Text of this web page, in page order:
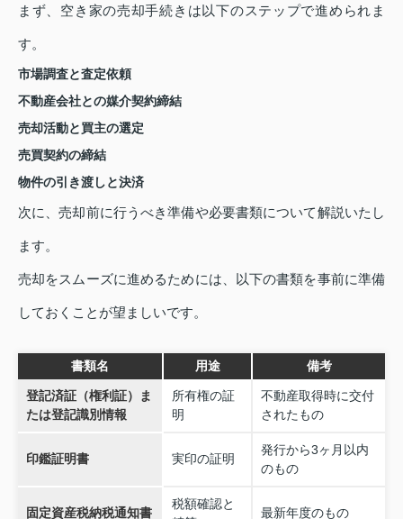
まず、空き家の売却手続きは以下のステップで進められま
す。
市場調査と査定依頼
不動産会社との媒介契約締結
売却活動と買主の選定
売買契約の締結
物件の引き渡しと決済
次に、売却前に行うべき準備や必要書類について解説いたし
ます。
売却をスムーズに進めるためには、以下の書類を事前に準備
しておくことが望ましいです。
書類名 用途 備考
登記済証（権利証）ま
たは登記識別情報
所有権の証
明
不動産取得時に交付
されたもの
印鑑証明書 実印の証明
発行から3ヶ月以内
のもの
固定資産税納税通知書
税額確認と
最新年度のもの